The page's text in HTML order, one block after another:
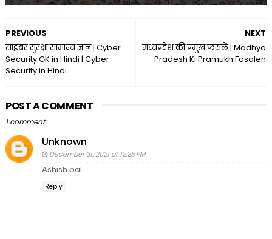
NEXT
मध्यप्रदेश की प्रमुख फसलें | Madhya
Pradesh Ki Pramukh Fasalen
PREVIOUS
साइबर सुरक्षा सामान्य ज्ञान | Cyber
Security GK in Hindi | Cyber
Security in Hindi
POST A COMMENT
1 comment:
Unknown
December 31, 2021 at 12:28 PM
Ashish pal
Reply